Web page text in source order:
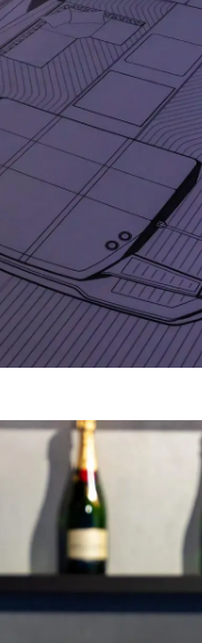
POLICY SULLA PRIVACY
MODERN SLAVERY
STATEMENT
TERMINI E CONDIZIONI
COOKIE POLICY
RECLUTAMENTO